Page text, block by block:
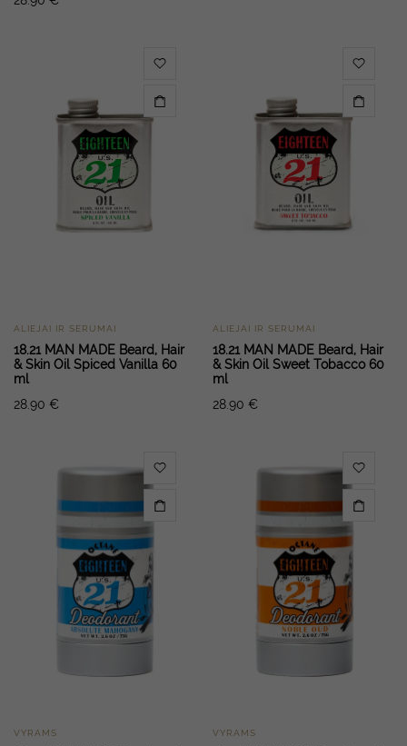
ALIEJAI IR SERUMAI
18.21 MAN MADE Beard, Hair
& Skin Oil Spiced Vanilla 60
ml
28.90 €
ALIEJAI IR SERUMAI
18.21 MAN MADE Beard, Hair
& Skin Oil Sweet Tobacco 60
ml
28.90 €
VYRAMS VYRAMS